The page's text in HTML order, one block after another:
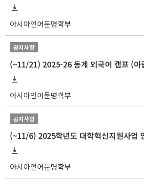
아시아언어문명학부
공지사항
(~11/21) 2025-26 동계 외국어 캠프 (아
아시아언어문명학부
공지사항
아시아언어문명학부